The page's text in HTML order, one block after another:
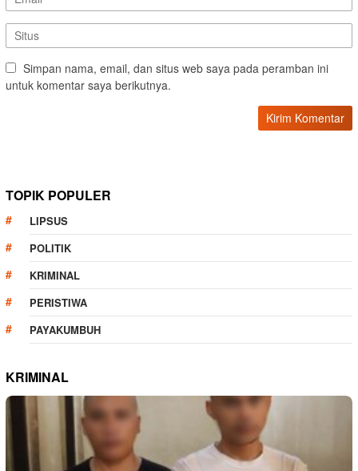
Simpan nama, email, dan situs web saya pada peramban ini
untuk komentar saya berikutnya.
TOPIK POPULER
LIPSUS
POLITIK
KRIMINAL
PERISTIWA
PAYAKUMBUH
KRIMINAL